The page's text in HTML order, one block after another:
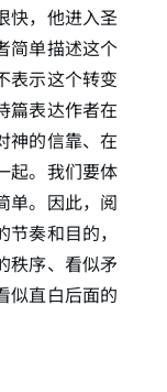
快，他进入圣
简单描述这个
表示这个转变
篇表达作者在
神的信靠、在
起。我们要体
单。因此，阅
奏和目的，
秩序、看似矛
似直白后面的